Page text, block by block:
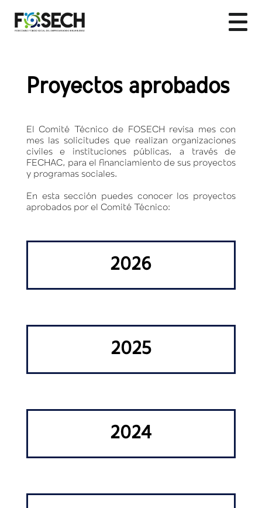
Proyectos aprobados
El Comité Técnico de FOSECH revisa mes con
mes las solicitudes que realizan organizaciones
civiles e instituciones públicas, a través de
FECHAC, para el financiamiento de sus proyectos
y programas sociales.
En esta sección puedes conocer los proyectos
aprobados por el Comité Técnico:
2026
2025
2024